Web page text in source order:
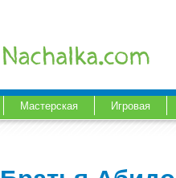
Мастерская Игровая